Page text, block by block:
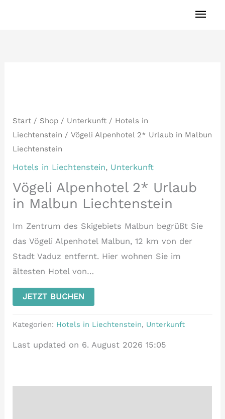
Start / Shop / Unterkunft / Hotels in
Liechtenstein / Vögeli Alpenhotel 2* Urlaub in Malbun
Liechtenstein
Hotels in Liechtenstein, Unterkunft
Vögeli Alpenhotel 2* Urlaub
in Malbun Liechtenstein
Im Zentrum des Skigebiets Malbun begrüßt Sie
das Vögeli Alpenhotel Malbun, 12 km von der
Stadt Vaduz entfernt. Hier wohnen Sie im
ältesten Hotel von…
JETZT BUCHEN
Kategorien: Hotels in Liechtenstein, Unterkunft
Last updated on 6. August 2026 15:05